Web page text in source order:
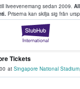
liveevenemang sedan 2009.
Priserna kan skilja sig från
biljetter.
Tickets
at Singapore National Stadium,